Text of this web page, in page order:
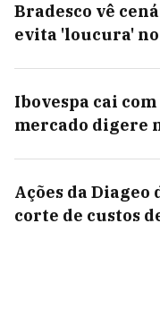
Bradesco vê
evita 'loucura'
Ibovespa cai
mercado digere
Ações da
corte de custos